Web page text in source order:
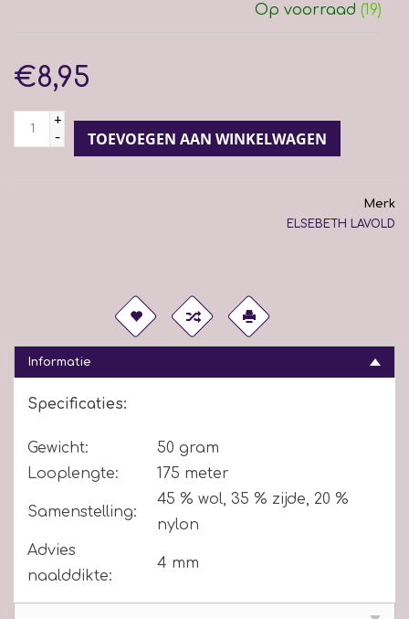
Op voorraad (19)
€8,95
+
-
TOEVOEGEN AAN WINKELWAGEN
Merk
ELSEBETH LAVOLD
Informatie
Specificaties:
Gewicht:
50 gram
Looplengte:
175 meter
Samenstelling:
45 % wol, 35 % zijde, 20 %
nylon
Advies
naalddikte:
4 mm